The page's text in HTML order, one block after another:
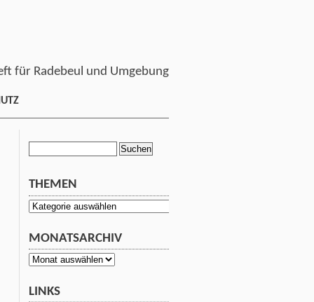
für Radebeul und Umgebung
THEMEN
Themen
MONATSARCHIV
Monatsarchiv
LINKS